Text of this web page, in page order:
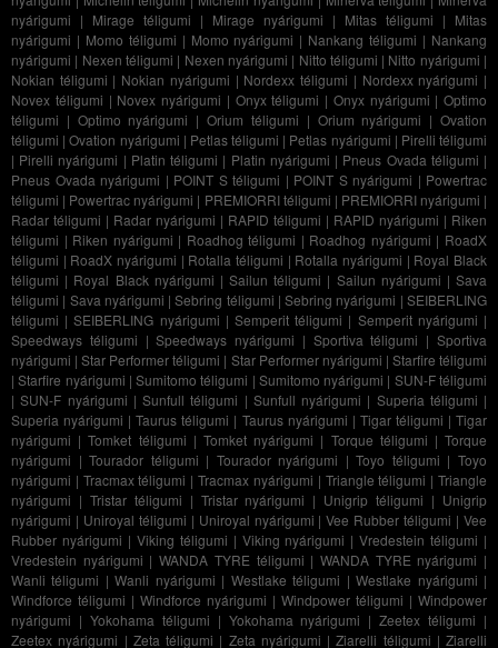
nyárigumi | Mirage téligumi | Mirage nyárigumi | Mitas téligumi | Mitas
nyárigumi | Momo téligumi | Momo nyárigumi | Nankang téligumi | Nankang
nyárigumi | Nexen téligumi | Nexen nyárigumi | Nitto téligumi | Nitto nyárigumi |
Nokian téligumi | Nokian nyárigumi | Nordexx téligumi | Nordexx nyárigumi |
Novex téligumi | Novex nyárigumi | Onyx téligumi | Onyx nyárigumi | Optimo
téligumi | Optimo nyárigumi |Orium téligumi | Orium nyárigumi |Ovation
téligumi |Ovation nyárigumi | Petlas téligumi | Petlas nyárigumi | Pirelli téligumi
| Pirelli nyárigumi | Platin téligumi | Platin nyárigumi | Pneus Ovada téligumi |
Pneus Ovada nyárigumi | POINT S téligumi | POINT S nyárigumi | Powertrac
téligumi | Powertrac nyárigumi | PREMIORRI téligumi | PREMIORRI nyárigumi |
Radar téligumi | Radar nyárigumi | RAPID téligumi | RAPID nyárigumi | Riken
téligumi | Riken nyárigumi | Roadhog téligumi | Roadhog nyárigumi | RoadX
téligumi | RoadX nyárigumi | Rotalla téligumi | Rotalla nyárigumi | Royal Black
téligumi | Royal Black nyárigumi |Sailun téligumi | Sailun nyárigumi |Sava
téligumi | Sava nyárigumi |Sebring téligumi |Sebring nyárigumi |SEIBERLING
téligumi |SEIBERLING nyárigumi |Semperit téligumi | Semperit nyárigumi |
Speedways téligumi |Speedways nyárigumi | Sportiva téligumi |Sportiva
nyárigumi |Star Performer téligumi | Star Performer nyárigumi | Starfire téligumi
|Starfire nyárigumi |Sumitomo téligumi | Sumitomo nyárigumi | SUN-F téligumi
|SUN-F nyárigumi | Sunfull téligumi | Sunfull nyárigumi | Superia téligumi |
Superia nyárigumi |Taurus téligumi | Taurus nyárigumi | Tigar téligumi |Tigar
nyárigumi |Tomket téligumi | Tomket nyárigumi | Torque téligumi |Torque
nyárigumi |Tourador téligumi | Tourador nyárigumi |Toyo téligumi |Toyo
nyárigumi | Tracmax téligumi |Tracmax nyárigumi | Triangle téligumi |Triangle
nyárigumi | Tristar téligumi | Tristar nyárigumi | Unigrip téligumi | Unigrip
nyárigumi | Uniroyal téligumi | Uniroyal nyárigumi |Vee Rubber téligumi |Vee
Rubber nyárigumi | Viking téligumi | Viking nyárigumi |Vredestein téligumi |
Vredestein nyárigumi |WANDA TYRE téligumi | WANDA TYRE nyárigumi |
Wanli téligumi |Wanli nyárigumi | Westlake téligumi |Westlake nyárigumi |
Windforce téligumi | Windforce nyárigumi | Windpower téligumi | Windpower
nyárigumi | Yokohama téligumi | Yokohama nyárigumi |Zeetex téligumi |
Zeetex nyárigumi | Zeta téligumi | Zeta nyárigumi |Ziarelli téligumi | Ziarelli